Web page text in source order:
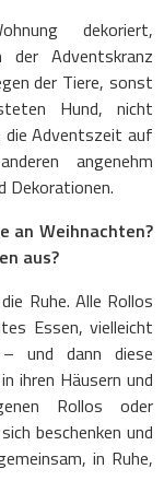
dekoriert,
der Adventskranz
der Tiere, sonst
Hund, nicht
die Adventszeit auf
angenehm
Dekorationen.
an Weihnachten?
aus?
Ruhe. Alle Rollos
Essen, vielleicht
und dann diese
ihren Häusern und
Rollos oder
beschenken und
in Ruhe,